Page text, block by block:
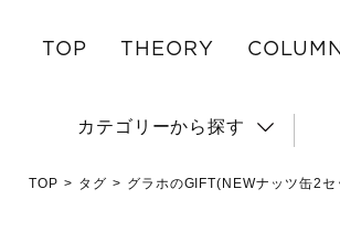
TOP THEORY COLUMN
カテゴリーから探す
TOP タグ グラホのGIFT(NEWナッツ缶2セ